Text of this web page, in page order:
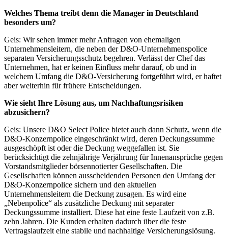
Welches Thema treibt denn die Manager in Deutschland
besonders um?
Geis: Wir sehen immer mehr Anfragen von ehemaligen
Unternehmensleitern, die neben der D&O-Unternehmens­police
separaten Versicherungsschutz begehren. Verlässt der Chef das
Unternehmen, hat er keinen Einfluss mehr darauf, ob und in
welchem Umfang die D&O-Versicherung fortgeführt wird, er haftet
aber weiterhin für frühere Entscheidungen.
Wie sieht Ihre Lösung aus, um Nachhaftungsrisiken
abzusichern?
Geis: Unsere D&O Select Police bietet auch dann Schutz, wenn die
D&O-Konzernpolice eingeschränkt wird, deren Deckungssumme
ausgeschöpft ist oder die Deckung weggefallen ist. Sie
berücksichtigt die zehnjährige Verjährung für Innenansprüche gegen
Vorstandsmitglieder börsennotierter Gesellschaften. Die
Gesellschaften können ausscheidenden Personen den Umfang der
D&O-Konzernpolice sichern und den aktuellen
Unternehmensleitern die Deckung zusagen. Es wird eine
„Nebenpolice“ als zusätzliche Deckung mit separater
Deckungssumme installiert. Diese hat eine feste Laufzeit von z.B.
zehn Jahren. Die Kunden erhalten dadurch über die feste
Vertragslaufzeit eine stabile und nachhaltige Versicherungslösung.